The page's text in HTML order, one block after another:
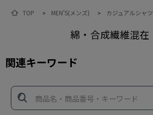
TOP > MEN'S(メンズ) > カジュアルシャツ
綿・合成繊維混在
関連キーワード